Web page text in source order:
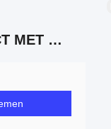
NEEM CONTACT MET ONS OP